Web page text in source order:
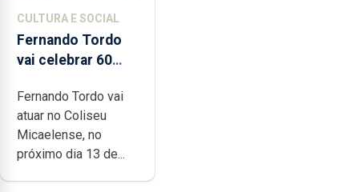
CULTURA E SOCIAL
Fernando Tordo
vai celebrar 60
no Coliseu
Micaelense
Fernando Tordo vai
atuar no Coliseu
Micaelense, no
próximo dia 13 de...